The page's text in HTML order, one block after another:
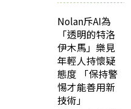
Nolan斥AI為
「透明的特洛
伊木馬」樂見
年輕人持懷疑
態度 「保持警
惕才能善用新
技術」